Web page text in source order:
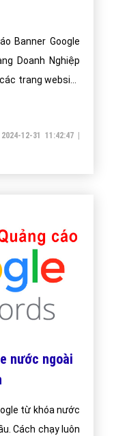
Banner Google
Doanh Nghiệp
trang website
2024-12-31 11:42:47
nước ngoài
từ khóa nước
Cách chạy luôn